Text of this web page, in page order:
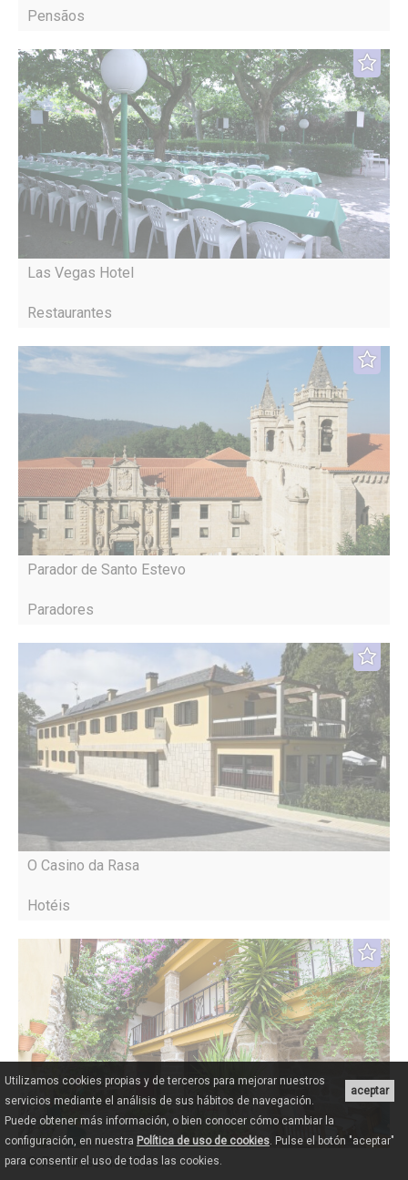
Pensãos
Las Vegas Hotel
Restaurantes
Parador de Santo Estevo
Paradores
O Casino da Rasa
Hotéis
O Remanso dos Patos
aceptar
Utilizamos cookies propias y de terceros para mejorar nuestros
servicios mediante el análisis de sus hábitos de navegación.
Puede obtener más información, o bien conocer cómo cambiar la
configuración, en nuestra Política de uso de cookies. Pulse el botón "aceptar"
para consentir el uso de todas las cookies.